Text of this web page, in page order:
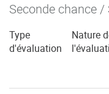
Seconde chance
Type
d'évaluation
Nature